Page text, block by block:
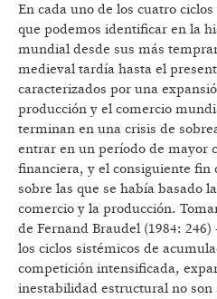
En cada uno de los cuatro
que podemos identificar en la
mundial desde sus más
medieval tardía hasta el
caracterizados por una
producción y el comercio
terminan en una crisis de
entrar en un período de mayor
financiera, y el consiguiente fin
sobre las que se había basado
comercio y la producción.
de Fernand Braudel (1984:
los ciclos sistémicos de
competición intensificada,
inestabilidad estructural no son